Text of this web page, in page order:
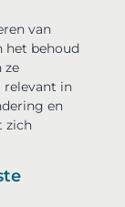
van
het behoud
ze
relevant in
en
zich